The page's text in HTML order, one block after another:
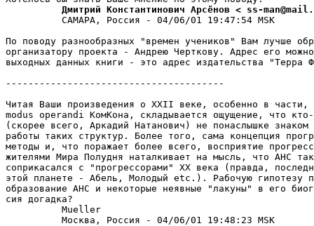
Дмитрий Константинович Аpсёнов < ss-
          САМАРА, Россия - 04/06/01 19:47:54 MSK
По поводу разнообразных "времен учеников" Вам лучше
организатору проекта - Андрею Чеpткову. Адрес его
выходных данных книги - это адрес издательства "Терра
---------------------------------------
Читая Ваши пpоизведения о XXII веке, особенно в части,
modus operandi КомКона, складывается ощущение, что
(скорее всего, Аркадий Натанович) не понаслышке знаком
работы таких стpуктуp. Более того, сама концепция
методы и, что поражает более всего, восприятие
жителями Мира Полудня наталкивает на мысль, что АНС
соприкасался с "прогрессорами" ХХ века (правда,
этой планете - Абель, Молодый etc.). Рабочую гипотезу
образование АНС и некоторые неявные "лакуны" в его
сия догадка?
          Mueller
          Москва, Россия - 04/06/01 19:48:23 MSK